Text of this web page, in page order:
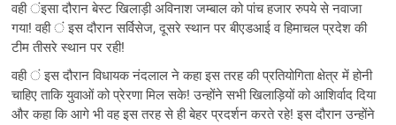
वही ंइसा दौरान बेस्ट खिलाड़ी अविनाश जम्बाल को पांच हजार रुपये से नवाजा
गया! वही ं इस दौरान सर्विसेज, दूसरे स्थान पर बीएडआई व हिमाचल प्रदेश की
टीम तीसरे स्थान पर रही!
वही ं इस दौरान विधायक नंदलाल ने कहा इस तरह की प्रतियोगिता क्षेत्र में होनी
चाहिए ताकि युवाओं को प्रेरणा मिल सके! उन्होंने सभी खिलाड़ियों को आशिर्वाद दिया
और कहा कि आगे भी वह इस तरह से ही बेहर प्रदर्शन करते रहे! इस दौरान उन्होंने